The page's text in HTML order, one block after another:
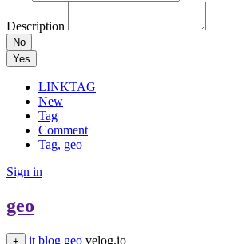
Description
No
Yes
LINKTAG
New
Tag
Comment
Tag, geo
Sign in
geo
+ it blog geo velog.io